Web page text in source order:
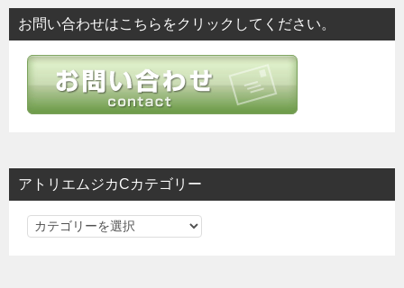
ビ
ゲ
お問い合わせはこちらをクリックしてください。
アトリエムジカCカテゴリー
ア